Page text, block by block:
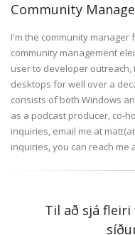
Community
I'm the community manager
community management
user to developer outreach,
desktops for well over a
consists of both Windows
as a podcast producer, co-
inquiries, email me at
inquiries, you can reach me
Til að sjá